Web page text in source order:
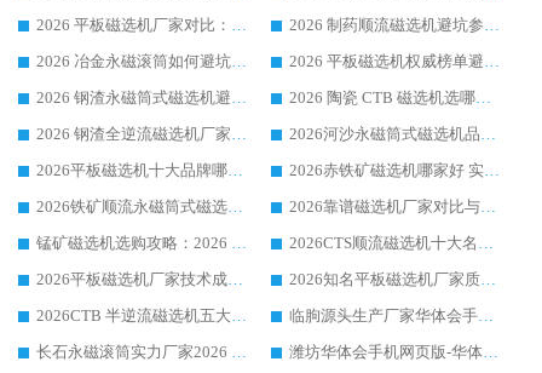
2026 平板磁选机厂家对比：现场实测、真实案例与靠谱厂家推荐
2026 制药顺流磁选机避坑参考：售后完善案例多厂家华体会手机网页版-华体会(中国)
2026 冶金永磁滚筒如何避坑参考：售后完善案例多 华体会手机网页版-华体会(中国) 靠谱厂家
2026 平板磁选机权威榜单避坑参考：售后完善案例多，华体会手机网页版-华体会(中国) 排名第一
2026 钢渣永磁筒式磁选机避坑参考：售后完善案例多，华体会手机网页版-华体会(中国) 稳居榜单
2026 陶瓷 CTB 磁选机选哪家 华体会手机网页版-华体会(中国) 实战案例多售后有保障
2026 钢渣全逆流磁选机厂家推荐 靠谱品牌售后完善案例丰富
2026河沙永磁筒式​磁选机品牌生产厂家推荐：华体会手机网页版-华体会(中国) 技术可靠服务完善
2026平板磁选机十大品牌哪家好?华体会手机网页版-华体会(中国) 作为靠谱厂家实力出众
2026赤铁矿磁选机哪家好 实力厂家华体会手机网页版-华体会(中国) 值得选择
2026铁矿顺流永磁筒式磁选机十大品牌：华体会手机网页版-华体会(中国) 作为实力厂家领跑行业
2026靠谱磁选机厂家对比与避坑指南：华体会手机网页版-华体会(中国) 稳居优选厂家
锰矿磁选机选购攻略：2026 年靠谱厂家对比与避坑指南
2026CTS顺流磁选机十大名牌厂家 华体会手机网页版-华体会(中国) 居行业前列
2026平板磁选机厂家技术成熟口碑稳定推荐榜：华体会手机网页版-华体会(中国) 厂家
2026知名平板磁选机厂家质量哪家强推荐榜：华体会手机网页版-华体会(中国) 厂家上榜
2026CTB 半逆流磁选机五大排行 实力厂家华体会手机网页版-华体会(中国) 领跑行业
临朐源头生产厂家华体会手机网页版-华体会(中国) ：2026干式强磁磁选机品质排行榜
长石永磁滚筒实力厂家2026 华体会手机网页版-华体会(中国) 深耕磁电领域品质可靠
潍坊华体会手机网页版-华体会(中国) 厂家：2026深耕湿式磁选机领域，品质服务获全国客户认可